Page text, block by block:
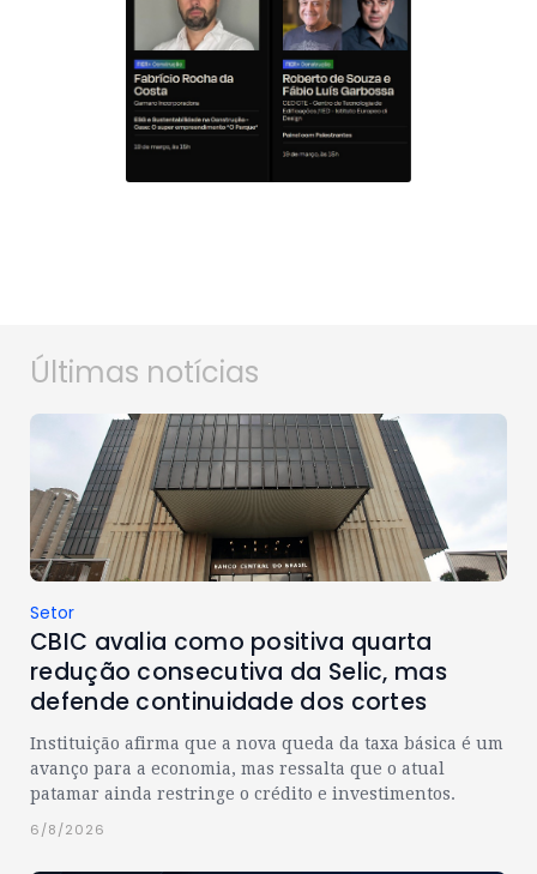
Últimas notícias
Setor
CBIC avalia como positiva quarta
redução consecutiva da Selic, mas
defende continuidade dos cortes
Instituição afirma que a nova queda da taxa básica é um
avanço para a economia, mas ressalta que o atual
patamar ainda restringe o crédito e investimentos.
6/8/2026